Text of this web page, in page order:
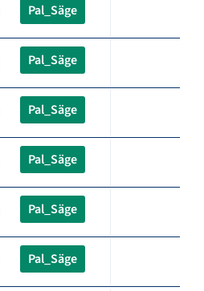
Pal_Säge
Pal_Säge
Pal_Säge
Pal_Säge
Pal_Säge
Pal_Säge